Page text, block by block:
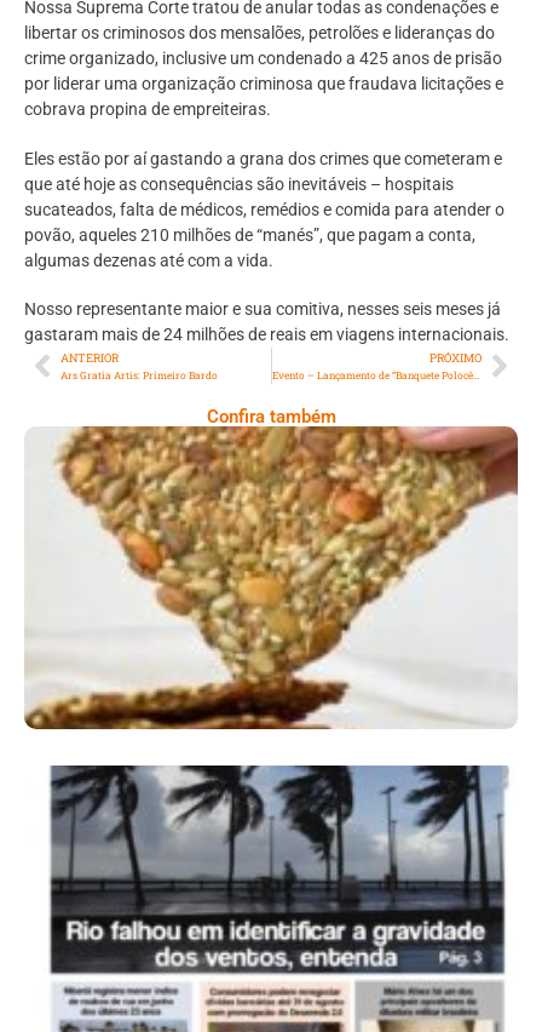
Nossa Suprema Corte tratou de anular todas as condenações e
libertar os criminosos dos mensalões, petrolões e lideranças do
crime organizado, inclusive um condenado a 425 anos de prisão
por liderar uma organização criminosa que fraudava licitações e
cobrava propina de empreiteiras.
Eles estão por aí gastando a grana dos crimes que cometeram e
que até hoje as consequências são inevitáveis – hospitais
sucateados, falta de médicos, remédios e comida para atender o
povão, aqueles 210 milhões de “manés”, que pagam a conta,
algumas dezenas até com a vida.
Nosso representante maior e sua comitiva, nesses seis meses já
gastaram mais de 24 milhões de reais em viagens internacionais.
ANTERIOR
Ars Gratia Artis: Primeiro Bardo
PRÓXIMO
Evento – Lançamento de “Banquete Polocêntrico”, de Vanda Salles
Confira também
Comer Bem: Cracker De Sementes
Ano X – Número 366 01 A 07 De Agosto De
2026